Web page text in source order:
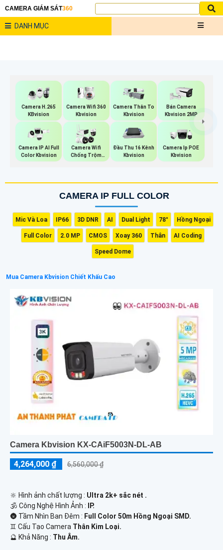
CAMERA GIÁM SÁT360
DANH MỤC
Camera H.265
KBvision
Camera Wifi 360
Kbvision
Camera Thân To
Kbvision
Bán Camera
Kbvision 2MP
Camera IP AI Full
Color Kbvision
Camera Wifi
Chống Trộm
Kbvision
Đầu Thu 16 Kênh
Kbvision
Camera Ip POE
Kbvision
CAMERA IP FULL COLOR
Mic Và Loa IP66 3D DNR AI Dual Light 78° Hồng Ngoại
Full Color 2.0 MP CMOS Xoay 360 Thân AI Coding
Speed Dome
Mua Camera Kbvision Chiết Khấu Cao
Camera Kbvision KX-CAiF5003N-DL-AB
4,264,000 ₫ 6,560,000 ₫
🔆 Hình ảnh chất lượng : Ultra 2k+ sắc nét .
🕉️ Công Nghệ Hình Ảnh :
IP.
🌚 Tầm Nhìn Ban Đêm : Full Color 50m Hồng Ngoại SMD.
♊ Cấu Tạo Camera Thân Kim Loại.
️🔮 Khả Năng : Thu Âm.